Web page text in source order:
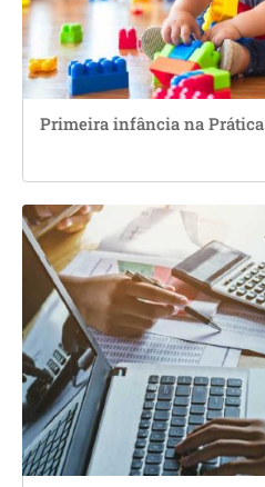
Primeira infância na Prática